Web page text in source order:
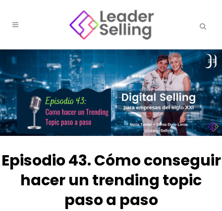
Episodio 43. Cómo conseguir
hacer un trending topic
paso a paso